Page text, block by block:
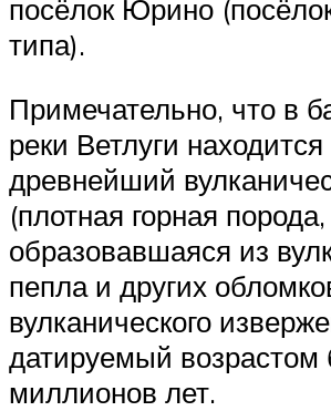
посёлок Юрино
типа).
Примечательно, что в
реки Ветлуги находится
древнейший
(плотная горная порода,
образовавшаяся из
пепла и других
вулканического
датируемый возрастом
миллионов лет.